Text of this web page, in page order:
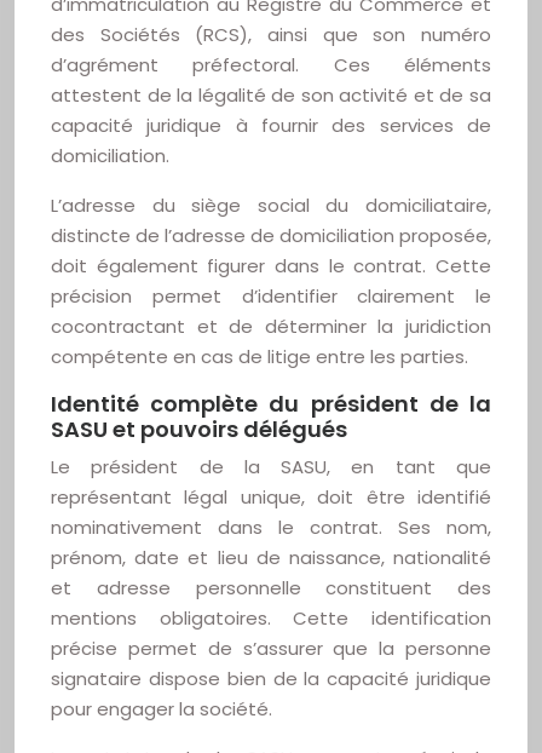
des Sociétés (RCS), ainsi que son numéro
d’agrément préfectoral. Ces éléments
attestent de la légalité de son activité et de sa
capacité juridique à fournir des services de
domiciliation.
L’adresse du siège social du domiciliataire,
distincte de l’adresse de domiciliation proposée,
doit également figurer dans le contrat. Cette
précision permet d’identifier clairement le
cocontractant et de déterminer la juridiction
compétente en cas de litige entre les parties.
Identité complète du président de la
SASU et pouvoirs délégués
Le président de la SASU, en tant que
représentant légal unique, doit être identifié
nominativement dans le contrat. Ses nom,
prénom, date et lieu de naissance, nationalité
et adresse personnelle constituent des
mentions obligatoires. Cette identification
précise permet de s’assurer que la personne
signataire dispose bien de la capacité juridique
pour engager la société.